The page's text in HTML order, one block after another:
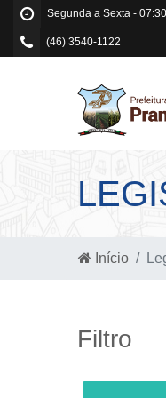
Segunda a Sexta -
(46) 3540-1122
Início
Filtro